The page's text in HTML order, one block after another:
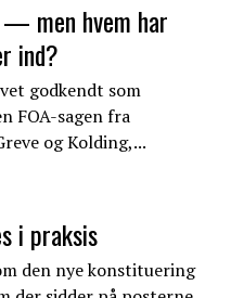
men hvem har
ind?
godkendt som
FOA-sagen fra
og Kolding,...
i praksis
den nye konstituering